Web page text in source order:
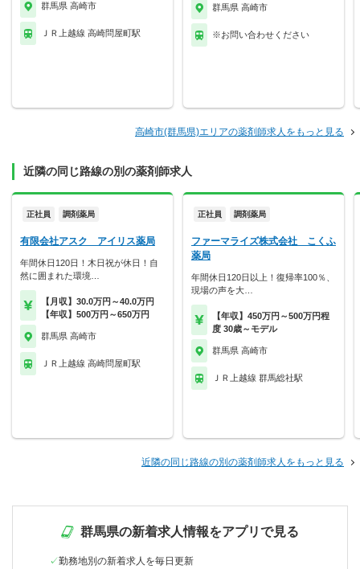
群馬県 高崎市
ＪＲ上越線 高崎問屋町駅
群馬県 高崎市
※お問い合わせください
高崎市(群馬県)エリアの薬剤師求人をもっと見る
近隣の同じ路線の別の薬剤師求人
正社員 調剤薬局
有限会社アスク アイリス薬局
年間休日120日！木日祝が休日！自
然に囲まれた環境…
【月収】30.0万円～40.0万円
【年収】500万円～650万円
群馬県 高崎市
ＪＲ上越線 高崎問屋町駅
正社員 調剤薬局
ファーマライズ株式会社 こくふ
薬局
年間休日120日以上！復帰率100％、
現場の声を大…
【年収】450万円～500万円程
度 30歳～モデル
群馬県 高崎市
ＪＲ上越線 群馬総社駅
近隣の同じ路線の別の薬剤師求人をもっと見る
群馬県の新着求人情報をアプリで見る
勤務地別の新着求人を毎日更新